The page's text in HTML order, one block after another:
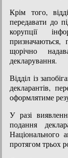
Крім того,
передавати до
корупції
призначаються,
щорічно
декларування.
Відділ із
декларантів,
оформлятиме
У разі
подання
Національного
протягом трьох